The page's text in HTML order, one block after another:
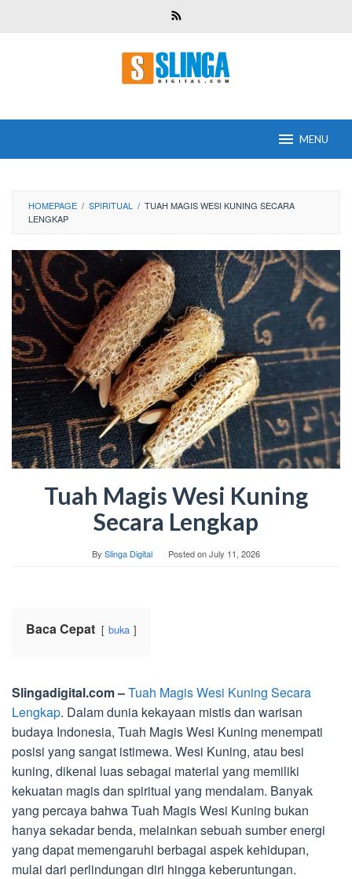
MENU
HOMEPAGE / SPIRITUAL / TUAH MAGIS WESI KUNING SECARA
LENGKAP
Tuah Magis Wesi Kuning
Secara Lengkap
By Slinga Digital Posted onJuly 11, 2026
Baca Cepat buka
Slingadigital.com –Tuah Magis Wesi Kuning Secara
Lengkap. Dalam dunia kekayaan mistis dan warisan
budaya Indonesia, Tuah Magis Wesi Kuning menempati
posisi yang sangat istimewa. Wesi Kuning, atau besi
kuning, dikenal luas sebagai material yang memiliki
kekuatan magis dan spiritual yang mendalam. Banyak
yang percaya bahwa Tuah Magis Wesi Kuning bukan
hanya sekadar benda, melainkan sebuah sumber energi
yang dapat memengaruhi berbagai aspek kehidupan,
mulai dari perlindungan diri hingga keberuntungan.